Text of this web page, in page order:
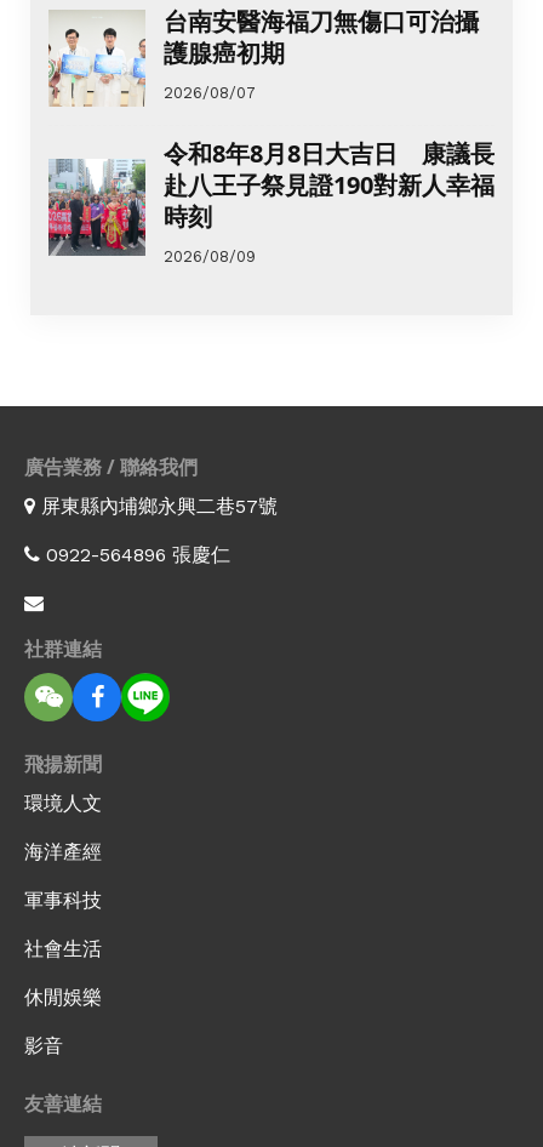
台南安醫海福刀無傷口可治攝
護腺癌初期
2026/08/07
令和8年8月8日大吉日 康議長
赴八王子祭見證190對新人幸福
時刻
2026/08/09
廣告業務 / 聯絡我們
屏東縣內埔鄉永興二巷57號
0922-564896 張慶仁
社群連結
飛揚新聞
環境人文
海洋產經
軍事科技
社會生活
休閒娛樂
影音
友善連結